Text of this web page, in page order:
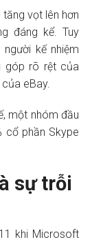
vọt lên hơn
đáng kể. Tuy
người kế nhiệm
góp rõ rệt của
eBay.
một nhóm đầu
cổ phần Skype
sự trỗi
khi Microsoft